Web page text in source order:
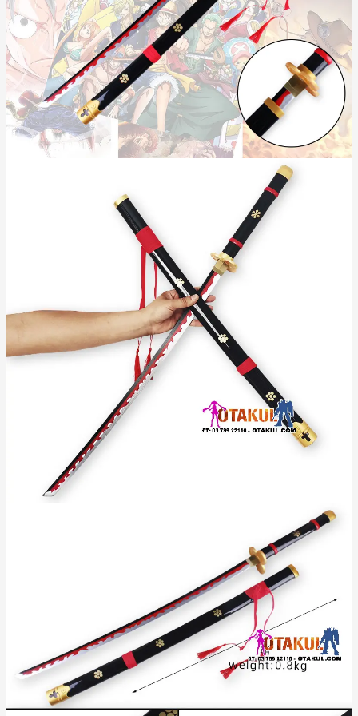
sinh, thanh kiếm gỗ sẽ kích hoạt nguồn năng lượng tích cực,
giúp người mệnh Kim thêm quyết đoán, mạnh mẽ và tràn đầy
năng lượng.
Hỗ trợ tài lộc cho người mệnh Thủy:Kim sinh Thủy. Vì
vậy, khi người mệnh Thủy sở hữu thanh kiếm này, nó sẽ giống
như một chất xúc tác, thu hút và gia tăng tài lộc, sự thịnh
vượng cho gia chủ.
Đây thực sự là một món quà ý nghĩa cho những ai đam mê văn
hóa Nhật Bản và muốn tìm kiếm một vật phẩm vừa thẩm mỹ
vừa mang lại may mắn.
Câu Chuyện Về Thanh Đại Bảo Kiếm
Trong thế giới One Piece, Enmalà một trong 21 thanh Đại Bảo
Kiếm (Saijo O Wazamono) huyền thoại. Nó từng thuộc về
Kozuki Oden, một kiếm sĩ huyền thoại và là daimyo của vùng
Kuri. Sau khi Oden hy sinh, thanh kiếm được truyền lại cho con
gái ông, Kozuki Hiyori. Với mong muốn giúp Roronoa Zoro lấy
lại thanh kiếm Shusui cho quốc gia Wano, Hiyori đã trao Enma
cho Zoro, và nó nhanh chóng trở thành một trong ba thanh kiếm
không chỉ là một thanh kiếm, nó còn là một "kiệt tác" của
kiếm sĩ Shimotsuki Kozaburo. Điểm đặc biệt của Enma là nó có
thể hút một lượng lớn Haki (thần khí) từ người sử dụng và giải
phóng nó thành những nhát chém cực mạnh, có thể "cắt xuyên
đáy địa ngục". Chính vì sức mạnh này, không phải ai cũng có
thể sử dụng Enma một cách dễ dàng. Nếu không đủ bản lĩnh,
người dùng có thể bị thanh kiếm rút cạn sinh lực. Điều này càng
làm tăng thêm vẻ huyền bí và sức hút cho thanh bảo kiếm này.
Cảm Nhận Khi Sử Dụng và Cách Bảo
Kiếm Gỗ Enma Odentrên tay, bạn sẽ cảm nhận được sự
cân bằng tuyệt vời. Trọng lượng nhẹ (420 gram) giúp việc cầm
nắm, vung kiếm trở nên dễ dàng và linh hoạt. Lớp sơn tay cầm
màu hoa tử đinh hương mang lại cảm giác mượt mà, chống trơn
trượt. Đây là phụ kiện không thể thiếu cho các fan cosplay One
Piece hoặc những người yêu thích sưu tầm kiếm Nhật.